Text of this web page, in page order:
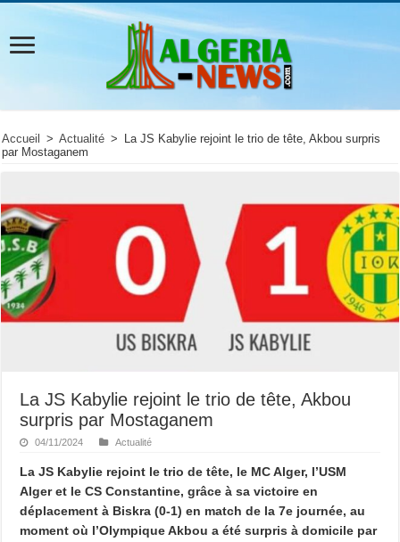
Accueil > Actualité >
La JS Kabylie rejoint le trio de tête, Akbou surpris
par Mostaganem
La JS Kabylie rejoint le trio de tête, Akbou
surpris par Mostaganem
04/11/2024 Actualité
La JS Kabylie rejoint le trio de tête, le MC Alger, l’USM
Alger et le CS Constantine, grâce à sa victoire en
déplacement à Biskra (0-1) en match de la 7e journée, au
moment où l’Olympique Akbou a été surpris à domicile par